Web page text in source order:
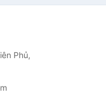
Phủ,